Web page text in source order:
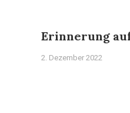
Erinnerung
2. Dezember 2022